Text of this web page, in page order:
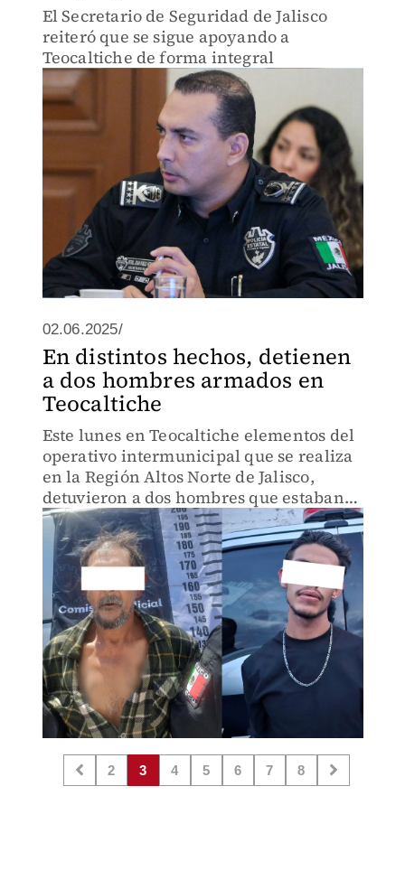
El Secretario de Seguridad de Jalisco
reiteró que se sigue apoyando a
Teocaltiche de forma integral
02.06.2025/
En distintos hechos, detienen
a dos hombres armados en
Teocaltiche
Este lunes en Teocaltiche elementos del
operativo intermunicipal que se realiza
en la Región Altos Norte de Jalisco,
detuvieron a dos hombres que estaban
armados
2 3 4 5 6 7 8